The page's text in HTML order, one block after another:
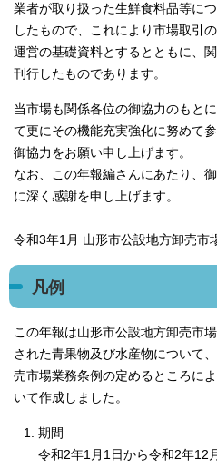
業者が取り扱った生鮮食料品等に
したもので、これにより市場取引
運営の基礎資料とするとともに、
刊行したものであります。
当市場も関係各位の御協力のもと
て更にその機能充実強化に努めて
御協力をお願い申し上げます。
なお、この年報編さんにあたり、
に深く感謝を申し上げます。
令和3年1月 山形市公設地方卸売市
凡例
この年報は山形市公設地方卸売市
された青果物及び水産物について
売市場業務条例の定めるところに
いて作成しました。
期間
令和2年1月1日から令和2年12